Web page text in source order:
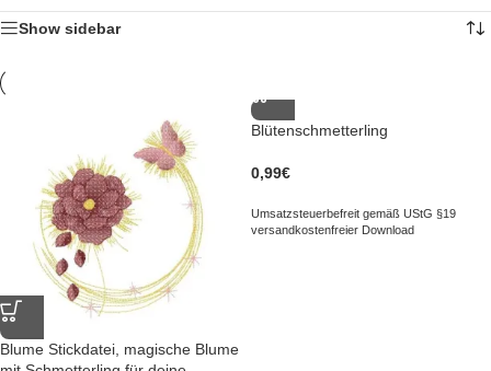
Show sidebar
Blume Stickdatei, magische Blume
Blütenschmetterling
0,99€
Umsatzsteuerbefreit gemäß UStG §19
versandkostenfreier Download